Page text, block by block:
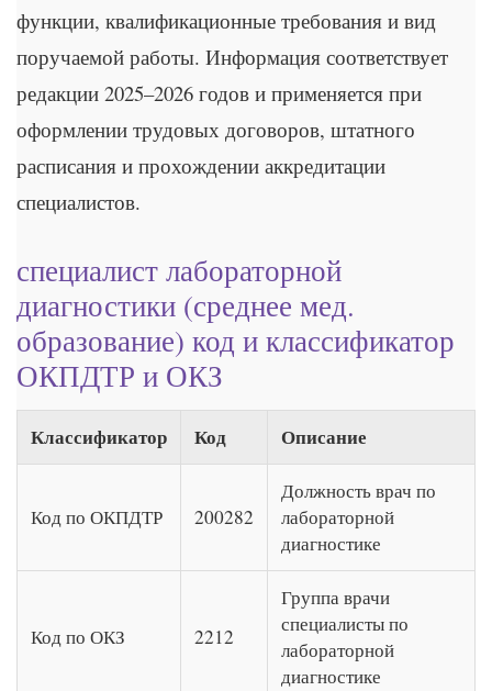
функции, квалификационные требования и вид
поручаемой работы. Информация соответствует
редакции 2025–2026 годов и применяется при
оформлении трудовых договоров, штатного
расписания и прохождении аккредитации
специалистов.
специалист лабораторной
диагностики (среднее мед.
образование) код и классификатор
ОКПДТР и ОКЗ
Классификатор Код Описание
Код по ОКПДТР 200282
Должность врач по
лабораторной
диагностике
Код по ОКЗ 2212
Группа врачи
специалисты по
лабораторной
диагностике